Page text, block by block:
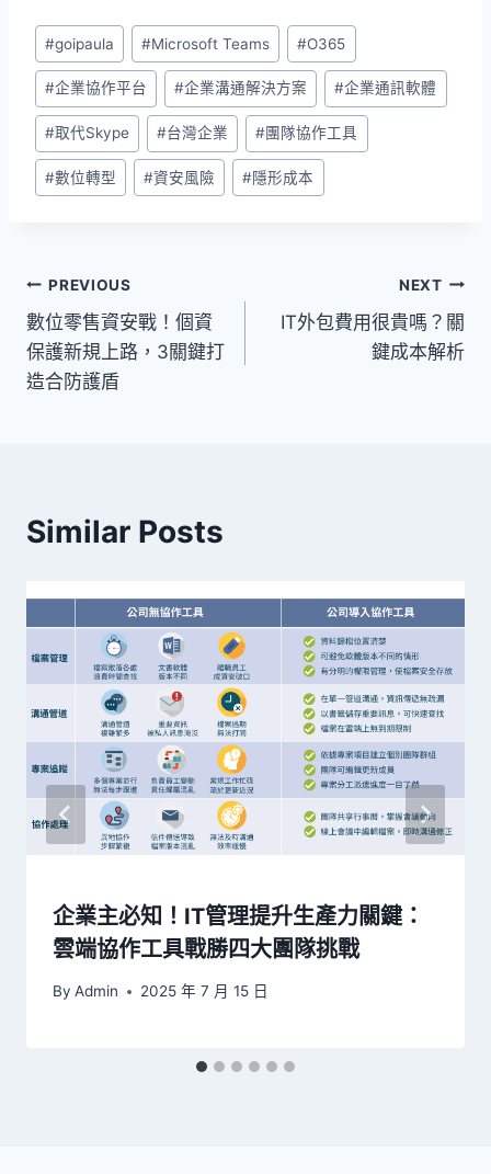
Post
Tags:
#goipaula #Microsoft Teams #O365
#企業協作平台 #企業溝通解決方案 #企業通訊軟體
#取代Skype #台灣企業 #團隊協作工具
#數位轉型 #資安風險 #隱形成本
文
章
導
PREVIOUS
數位零售資安戰！個資
保護新規上路，3關鍵打
造合防護盾
NEXT
IT外包費用很貴嗎？關
鍵成本解析
Similar Posts
企業主必知！IT管理提升生產力關鍵：
雲端協作工具戰勝四大團隊挑戰
By Admin 2025 年 7 月 15 日